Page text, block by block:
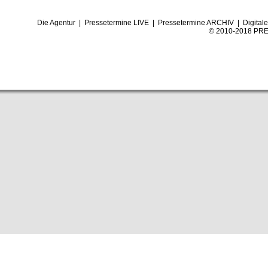
Die Agentur| Pressetermine LIVE| Pressetermine ARCHIV|
© 2010-2018